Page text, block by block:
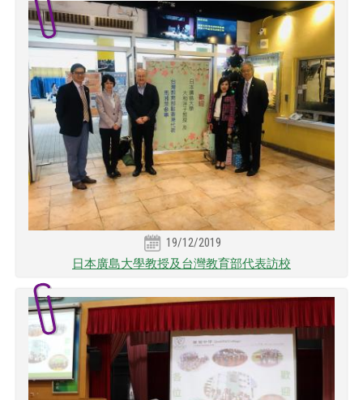
19/12/2019
日本廣島大學教授及台灣教育部代表訪校